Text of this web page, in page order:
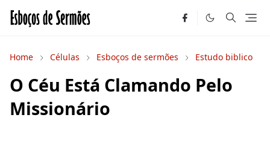
Home Células Esboços de sermões Estudo biblico
O Céu Está Clamando Pelo
Missionário